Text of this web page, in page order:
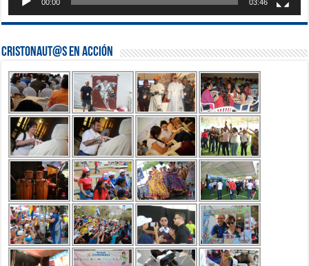
00:00 03:46
Cristonaut@s en Acción